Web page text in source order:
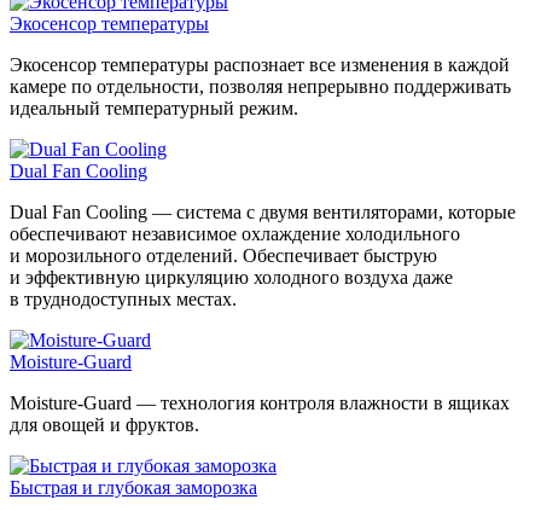
Экосенсор температуры
Экосенсор температуры распознает все изменения в каждой
камере по отдельности, позволяя непрерывно поддерживать
идеальный температурный режим.
Dual Fan Cooling
Dual Fan Cooling — система с двумя вентиляторами, которые
обеспечивают независимое охлаждение холодильного
и морозильного отделений. Обеспечивает быструю
и эффективную циркуляцию холодного воздуха даже
в труднодоступных местах.
Moisture-Guard
Moisture-Guard — технология контроля влажности в ящиках
для овощей и фруктов.
Быстрая и глубокая заморозка